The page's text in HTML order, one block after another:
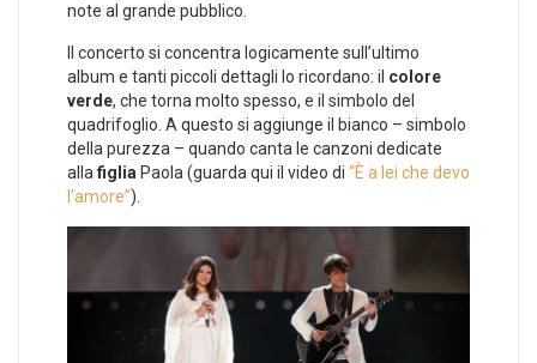
note al grande pubblico.
Il concerto si concentra logicamente sull’ultimo
album e tanti piccoli dettagli lo ricordano: il colore
verde, che torna molto spesso, e il simbolo del
quadrifoglio. A questo si aggiunge il bianco – simbolo
della purezza – quando canta le canzoni dedicate
alla figlia Paola (guarda qui il video di “È a lei che devo
l’amore”).